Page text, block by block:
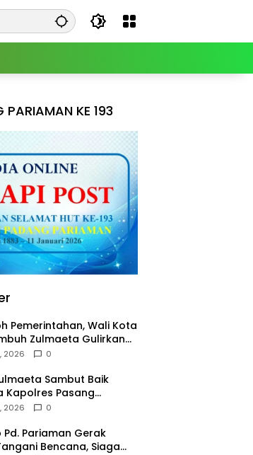
PARIAMAN KE 193
Pemerintahan, Wali Kota
Zulmaeta Gulirkan
2026 0
Sambut Baik
Kapolres Pasang
Lalin
2026 0
Pd. Pariaman Gerak
Bencana, Siaga